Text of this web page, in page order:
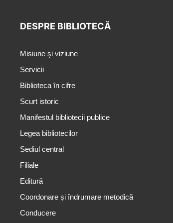
DESPRE BIBLIOTECĂ
Misiune şi viziune
Servicii
Biblioteca în cifre
Scurt istoric
Manifestul bibliotecii publice
Legea bibliotecilor
Sediul central
Filiale
Editură
Coordonare și îndrumare metodică
Conducere